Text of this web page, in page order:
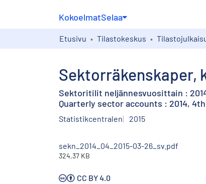
KokoelmatSelaa
Etusivu Tilastokeskus
Sektorräkenskaper,
Sektoritilit neljännesvuosittain :
Quarterly sector accounts : 2014,
Statistikcentralen 2015
sekn_2014_04_2015-03-26_sv.pdf
324.37 KB
CC BY 4.0